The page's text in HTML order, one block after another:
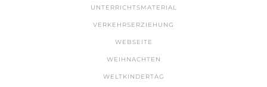
UNTERRICHTSMATERIAL
VERKEHRSERZIEHUNG
WEBSEITE
WEIHNACHTEN
WELTKINDERTAG